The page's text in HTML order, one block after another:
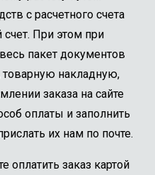
с расчетного счета
счет. При этом при
пакет документов
товарную накладную,
заказа на сайте
оплаты и заполнить
их нам по почте.
оплатить заказ картой